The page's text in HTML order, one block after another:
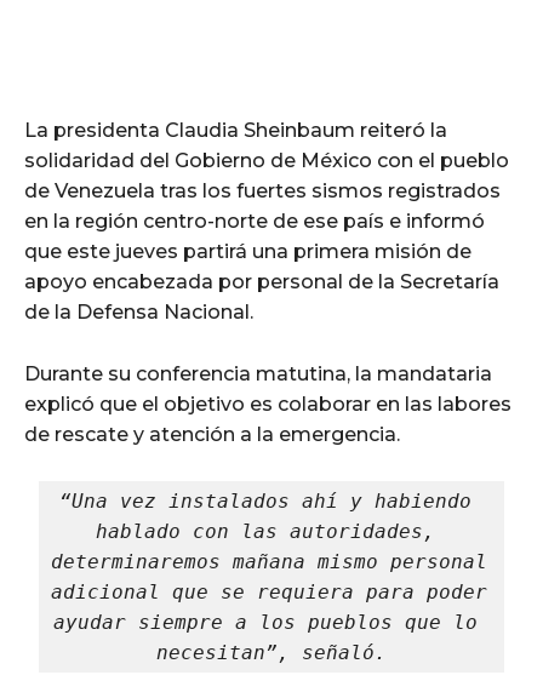
La presidenta Claudia Sheinbaum reiteró la
solidaridad del Gobierno de México con el pueblo
de Venezuela tras los fuertes sismos registrados
en la región centro-norte de ese país e informó
que este jueves partirá una primera misión de
apoyo encabezada por personal de la Secretaría
de la Defensa Nacional.
Durante su conferencia matutina, la mandataria
explicó que el objetivo es colaborar en las labores
de rescate y atención a la emergencia.
“Una vez instalados ahí y habiendo
hablado con las autoridades,
determinaremos mañana mismo personal
adicional que se requiera para poder
ayudar siempre a los pueblos que lo
necesitan”, señaló.